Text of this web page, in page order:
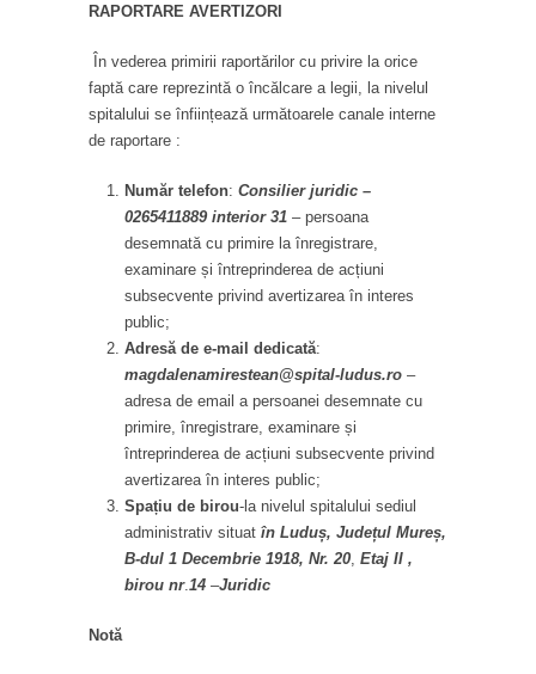
RAPORTARE AVERTIZORI
În vederea primirii raportărilor cu privire la orice
faptă care reprezintă o încălcare a legii, la nivelul
spitalului se înființează următoarele canale interne
de raportare :
Număr telefon: Consilier juridic –
0265411889 interior 31 – persoana
desemnată cu primire la înregistrare,
examinare și întreprinderea de acțiuni
subsecvente privind avertizarea în interes
public;
Adresă de e-mail dedicată:
magdalenamirestean@spital-ludus.ro –
adresa de email a persoanei desemnate cu
primire, înregistrare, examinare și
întreprinderea de acțiuni subsecvente privind
avertizarea în interes public;
Spațiu de birou-la nivelul spitalului sediul
administrativ situat în Luduș, Județul Mureș,
B-dul 1 Decembrie 1918, Nr. 20 Etaj II ,
birou nr. 14 –Juridic
Notă